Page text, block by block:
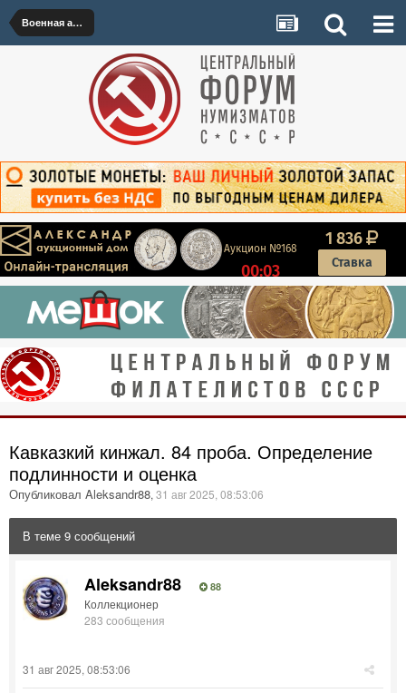
Военная археология
Кавказкий кинжал. 84 проба. Определение
подлинности и оценка
Опубликовал Aleksandr88, 31 авг 2025, 08:53:06
В теме 9 сообщений
Aleksandr88 88
Коллекционер
283 сообщения
31 авг 2025, 08:53:06